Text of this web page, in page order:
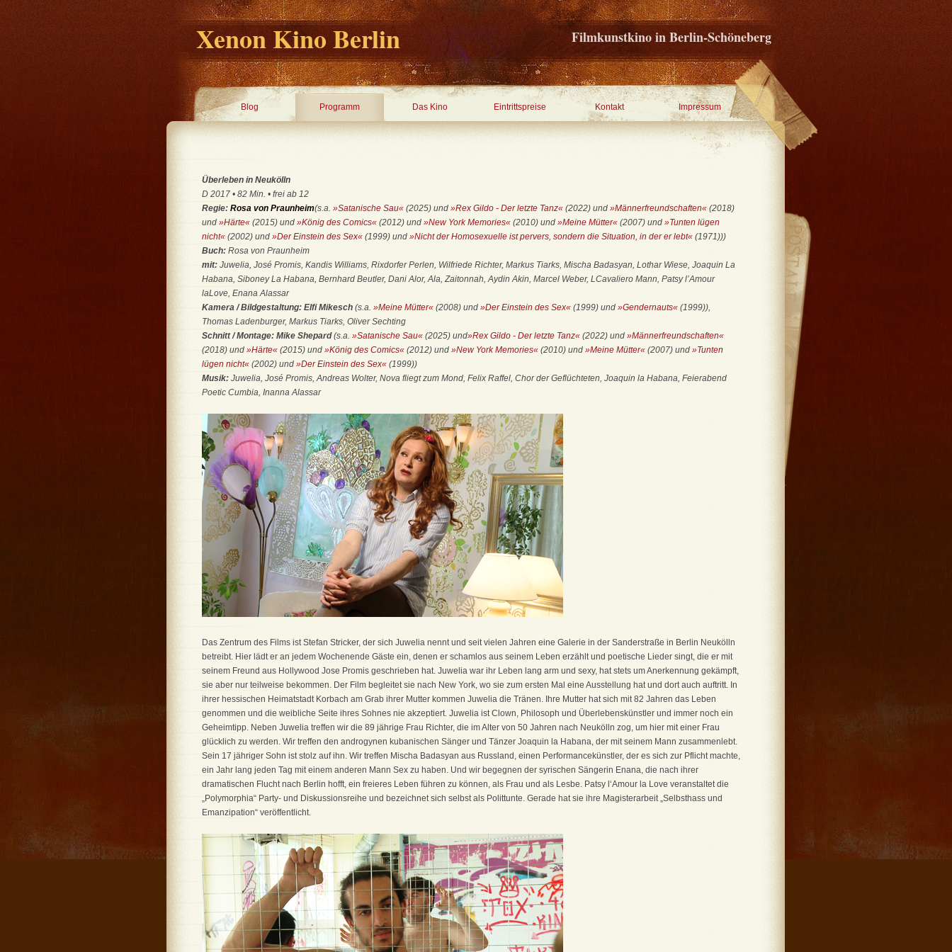
Xenon Kino Berlin Filmkunstkino in Berlin-Schöneberg
Blog Programm Das Kino Eintrittspreise Kontakt Impressum
Überleben in Neukölln
D 2017 • 82 Min. • frei ab 12
Regie: Rosa von Praunheim(s.a. »Satanische Sau« (2025) und »Rex Gildo - Der letzte Tanz« (2022) und »Männerfreundschaften« (2018)
und »Härte« (2015) und »König des Comics« (2012) und »New York Memories« (2010) und »Meine Mütter« (2007) und »Tunten lügen
nicht« (2002) und »Der Einstein des Sex« (1999) und »Nicht der Homosexuelle ist pervers, sondern die Situation, in der er lebt« (1971)))
Buch: Rosa von Praunheim
mit: Juwelia, José Promis, Kandis Williams, Rixdorfer Perlen, Wilfriede Richter, Markus Tiarks, Mischa Badasyan, Lothar Wiese, Joaquin La
Habana, Siboney La Habana, Bernhard Beutler, Dani Alor, Ala, Zaitonnah, Aydin Akin, Marcel Weber, LCavaliero Mann, Patsy l’Amour
laLove, Enana Alassar
Kamera / Bildgestaltung: Elfi Mikesch (s.a. »Meine Mütter« (2008) und »Der Einstein des Sex« (1999) und »Gendernauts« (1999)),
Thomas Ladenburger, Markus Tiarks, Oliver Sechting
Schnitt / Montage: Mike Shepard(s.a. »Satanische Sau« (2025) und»Rex Gildo - Der letzte Tanz« (2022) und »Männerfreundschaften«
(2018) und »Härte« (2015) und »König des Comics« (2012) und »New York Memories« (2010) und »Meine Mütter« (2007) und »Tunten
lügen nicht« (2002) und »Der Einstein des Sex« (1999))
Musik: Juwelia, José Promis, Andreas Wolter, Nova fliegt zum Mond, Felix Raffel, Chor der Geflüchteten, Joaquin la Habana, Feierabend
Poetic Cumbia, Inanna Alassar
Das Zentrum des Films ist Stefan Stricker, der sich Juwelia nennt und seit vielen Jahren eine Galerie in der Sanderstraße in Berlin Neukölln
betreibt. Hier lädt er an jedem Wochenende Gäste ein, denen er schamlos aus seinem Leben erzählt und poetische Lieder singt, die er mit
seinem Freund aus Hollywood Jose Promis geschrieben hat. Juwelia war ihr Leben lang arm und sexy, hat stets um Anerkennung gekämpft,
sie aber nur teilweise bekommen. Der Film begleitet sie nach New York, wo sie zum ersten Mal eine Ausstellung hat und dort auch auftritt. In
ihrer hessischen Heimatstadt Korbach am Grab ihrer Mutter kommen Juwelia die Tränen. Ihre Mutter hat sich mit 82 Jahren das Leben
genommen und die weibliche Seite ihres Sohnes nie akzeptiert. Juwelia ist Clown, Philosoph und Überlebenskünstler und immer noch ein
Geheimtipp. Neben Juwelia treffen wir die 89 jährige Frau Richter, die im Alter von 50 Jahren nach Neukölln zog, um hier mit einer Frau
glücklich zu werden. Wir treffen den androgynen kubanischen Sänger und Tänzer Joaquin la Habana, der mit seinem Mann zusammenlebt.
Sein 17 jähriger Sohn ist stolz auf ihn. Wir treffen Mischa Badasyan aus Russland, einen Performancekünstler, der es sich zur Pflicht machte,
ein Jahr lang jeden Tag mit einem anderen Mann Sex zu haben. Und wir begegnen der syrischen Sängerin Enana, die nach ihrer
dramatischen Flucht nach Berlin hofft, ein freieres Leben führen zu können, als Frau und als Lesbe. Patsy l‘Amour la Love veranstaltet die
„Polymorphia“ Party- und Diskussionsreihe und bezeichnet sich selbst als Polittunte. Gerade hat sie ihre Magisterarbeit „Selbsthass und
Emanzipation“ veröffentlicht.